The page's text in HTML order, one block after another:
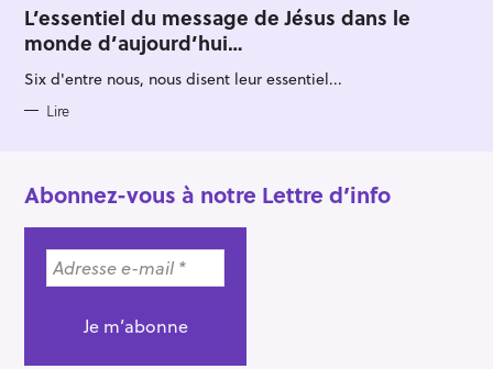
T
E
G
O
I
S
L’essentiel du message de Jésus dans le
monde d’aujourd’hui…
Six d'entre nous, nous disent leur essentiel...
Lire
Abonnez-vous à notre Lettre d’info